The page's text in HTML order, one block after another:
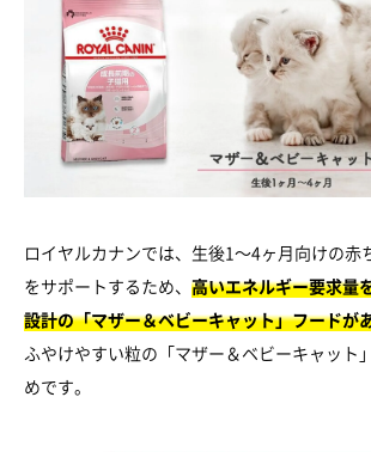
ロイヤルカナンでは、生後1～4ヶ月向けの赤
をサポートするため、 高いエネルギー要求量
設計の「マザー＆ベビーキャット」フードが
ふやけやすい粒の「マザー＆ベビーキャット
めです。